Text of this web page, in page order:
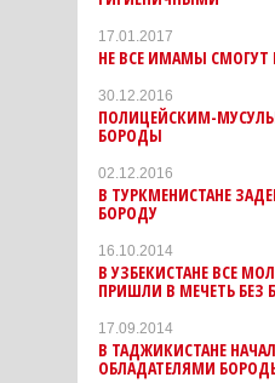
17.01.2017
НЕ ВСЕ ИМАМЫ
30.12.2016
ПОЛИЦЕЙСКИМ-
БОРОДЫ
02.12.2016
В ТУРКМЕНИСТАНЕ
БОРОДУ
16.10.2014
В УЗБЕКИСТАНЕ ВСЕ
ПРИШЛИ В МЕЧЕТЬ БЕЗ
17.09.2014
В ТАДЖИКИСТАНЕ
ОБЛАДАТЕЛЯМИ